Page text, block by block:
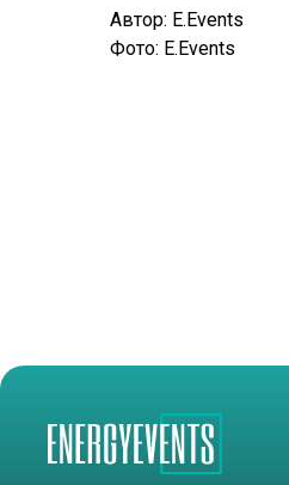
Автор: E.Events
Фото: E.Events